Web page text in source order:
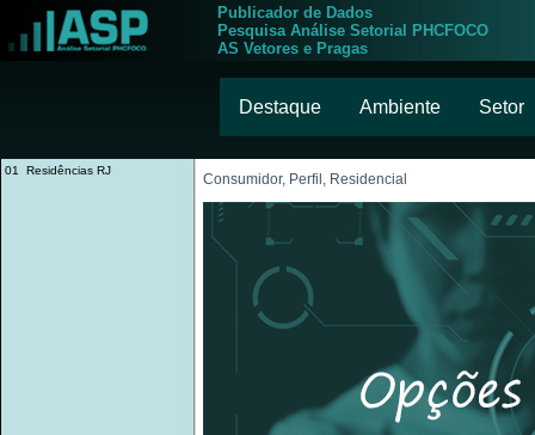
Publicador de Dados
Pesquisa Análise Setorial PHCFOCO
AS Vetores e Pragas
Destaque Ambiente Setor
01 Residências RJ
Consumidor, Perfil, Residencial